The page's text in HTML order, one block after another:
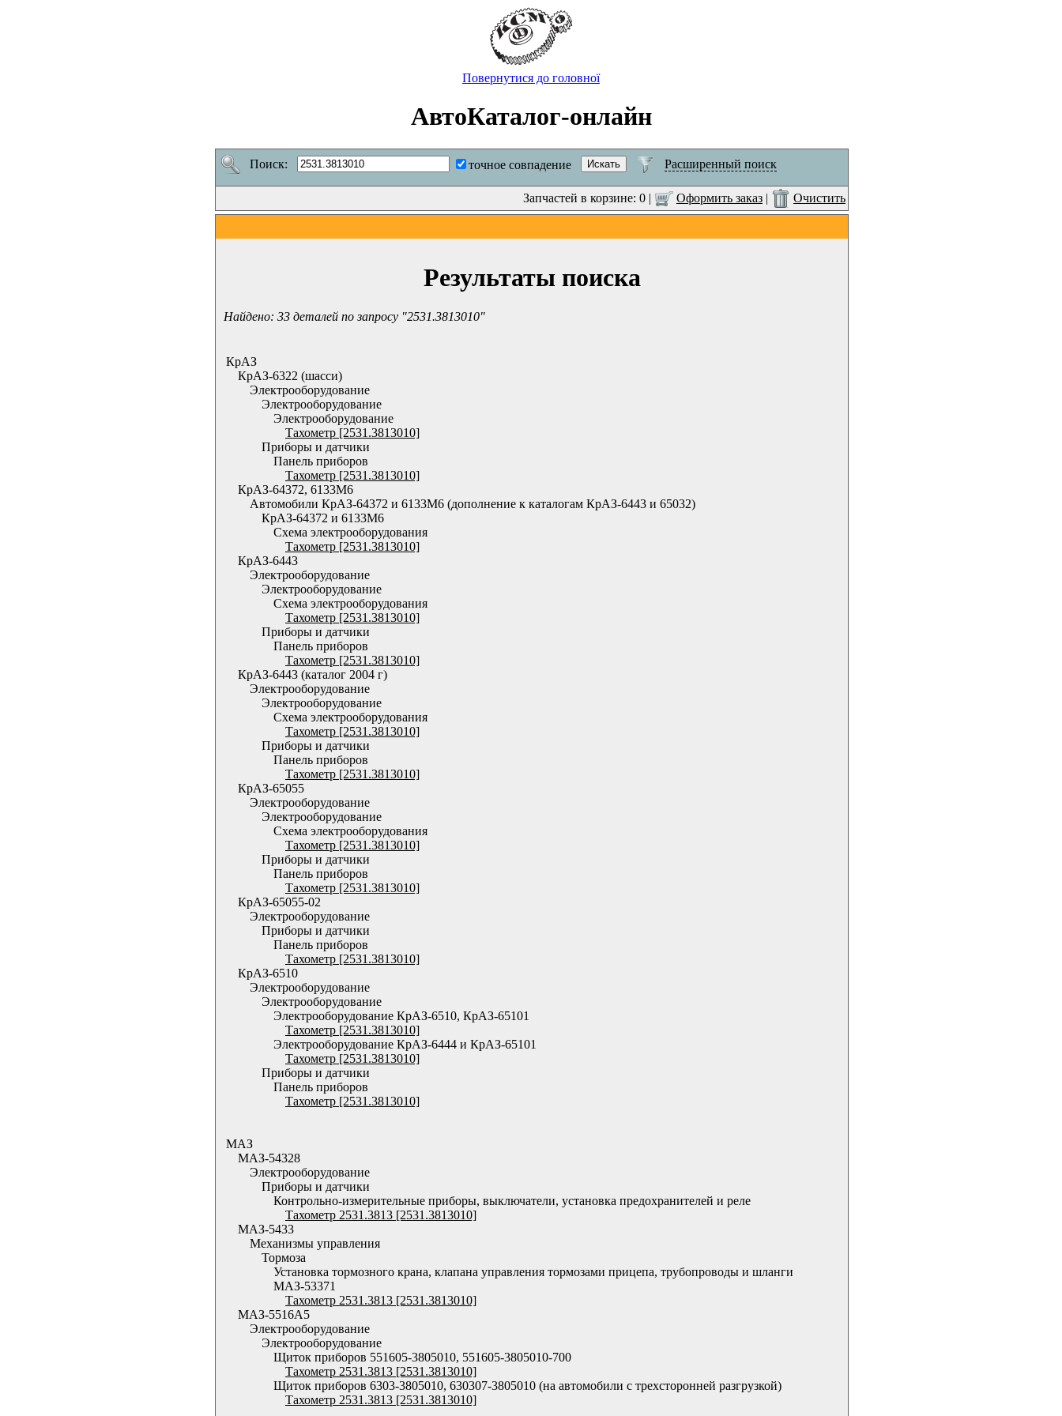
Повернутися до головної
АвтоКаталог-онлайн
Поиск: точное совпадение Расширенный поиск
Запчастей в корзине: 0 | Оформить заказ | Очистить
Результаты поиска
Найдено: 33 деталей по запросу "2531.3813010"
КрАЗ
КрАЗ-6322 (шасси)
Электрооборудование
Электрооборудование
Электрооборудование
Тахометр [2531.3813010]
Приборы и датчики
Панель приборов
Тахометр [2531.3813010]
КрАЗ-64372, 6133М6
Автомобили КрАЗ-64372 и 6133М6 (дополнение к каталогам КрАЗ-6443 и 65032)
КрАЗ-64372 и 6133М6
Схема электрооборудования
Тахометр [2531.3813010]
КрАЗ-6443
Электрооборудование
Электрооборудование
Схема электрооборудования
Тахометр [2531.3813010]
Приборы и датчики
Панель приборов
Тахометр [2531.3813010]
КрАЗ-6443 (каталог 2004 г)
Электрооборудование
Электрооборудование
Схема электрооборудования
Тахометр [2531.3813010]
Приборы и датчики
Панель приборов
Тахометр [2531.3813010]
КрАЗ-65055
Электрооборудование
Электрооборудование
Схема электрооборудования
Тахометр [2531.3813010]
Приборы и датчики
Панель приборов
Тахометр [2531.3813010]
КрАЗ-65055-02
Электрооборудование
Приборы и датчики
Панель приборов
Тахометр [2531.3813010]
КрАЗ-6510
Электрооборудование
Электрооборудование
Электрооборудование КрАЗ-6510, КрАЗ-65101
Тахометр [2531.3813010]
Электрооборудование КрАЗ-6444 и КрАЗ-65101
Тахометр [2531.3813010]
Приборы и датчики
Панель приборов
Тахометр [2531.3813010]
МАЗ
МАЗ-54328
Электрооборудование
Приборы и датчики
Контрольно-измерительные приборы, выключатели, установка предохранителей и реле
Тахометр 2531.3813 [2531.3813010]
МАЗ-5433
Механизмы управления
Тормоза
Установка тормозного крана, клапана управления тормозами прицепа, трубопроводы и шланги
МАЗ-53371
Тахометр 2531.3813 [2531.3813010]
МАЗ-5516А5
Электрооборудование
Электрооборудование
Щиток приборов 551605-3805010, 551605-3805010-700
Тахометр 2531.3813 [2531.3813010]
Щиток приборов 6303-3805010, 630307-3805010 (на автомобили с трехсторонней разгрузкой)
Тахометр 2531.3813 [2531.3813010]